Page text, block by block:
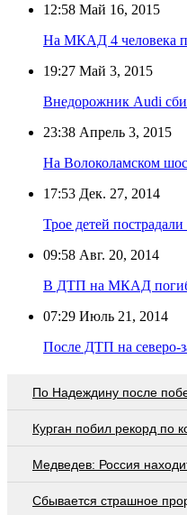
12:58 Май 16, 2015
На МКАД 4 человека
19:27 Май 3, 2015
Внедорожник Audi
23:38 Апрель 3, 2015
На Волоколамском
17:53 Дек. 27, 2014
Трое детей
09:58 Авг. 20, 2014
В ДТП на МКАД
07:29 Июль 21, 2014
После ДТП на северо-
По Надеждину после
Курган побил рекорд по
Медведев: Россия
Сбывается страшное